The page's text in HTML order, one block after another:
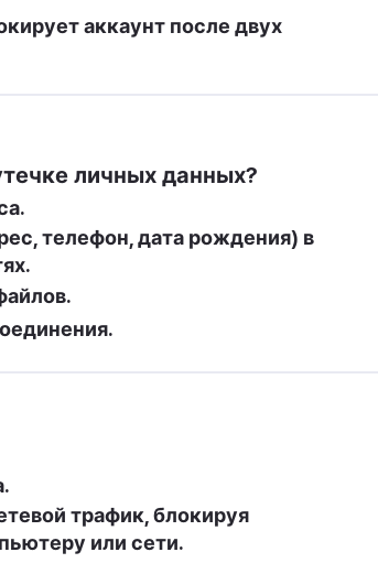
аккаунт после двух
личных данных?
телефон, дата рождения) в
трафик, блокируя
или сети.